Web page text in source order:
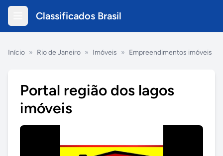
Classificados Brasil
Início » Rio de Janeiro » Imóveis » Empreendimentos imóveis
Portal região dos lagos
imóveis